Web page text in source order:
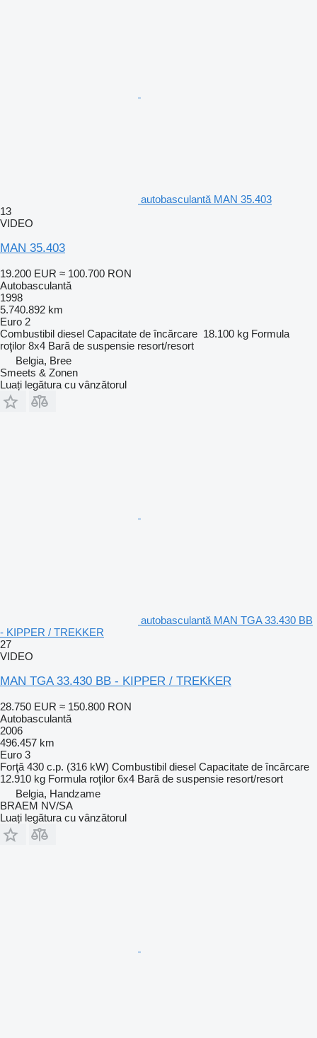
autobasculantă MAN 35.403
13
VIDEO
MAN 35.403
19.200 EUR ≈ 100.700 RON
Autobasculantă
1998
5.740.892 km
Euro 2
Combustibil diesel Capacitate de încărcare 18.100 kg Formula
roţilor 8x4 Bară de suspensie resort/resort
Belgia, Bree
Smeets & Zonen
Luați legătura cu vânzătorul
autobasculantă MAN TGA 33.430 BB
- KIPPER / TREKKER
27
VIDEO
MAN TGA 33.430 BB - KIPPER / TREKKER
28.750 EUR ≈ 150.800 RON
Autobasculantă
2006
496.457 km
Euro 3
Forţă 430 c.p. (316 kW) Combustibil diesel Capacitate de încărcare
12.910 kg Formula roţilor 6x4 Bară de suspensie resort/resort
Belgia, Handzame
BRAEM NV/SA
Luați legătura cu vânzătorul